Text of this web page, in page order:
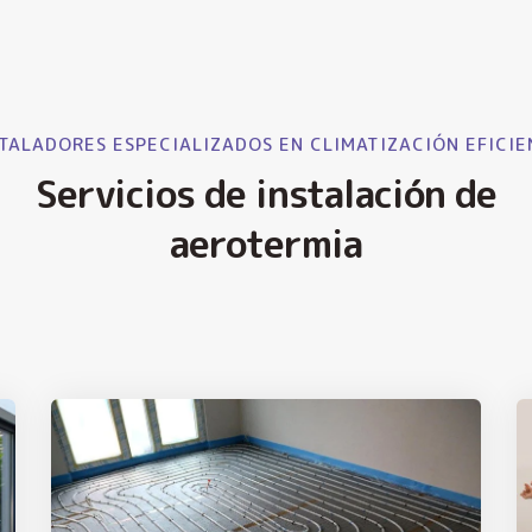
ESPECIALIZADOS EN CLIMATIZACIÓN
Servicios de instalación de
aerotermia